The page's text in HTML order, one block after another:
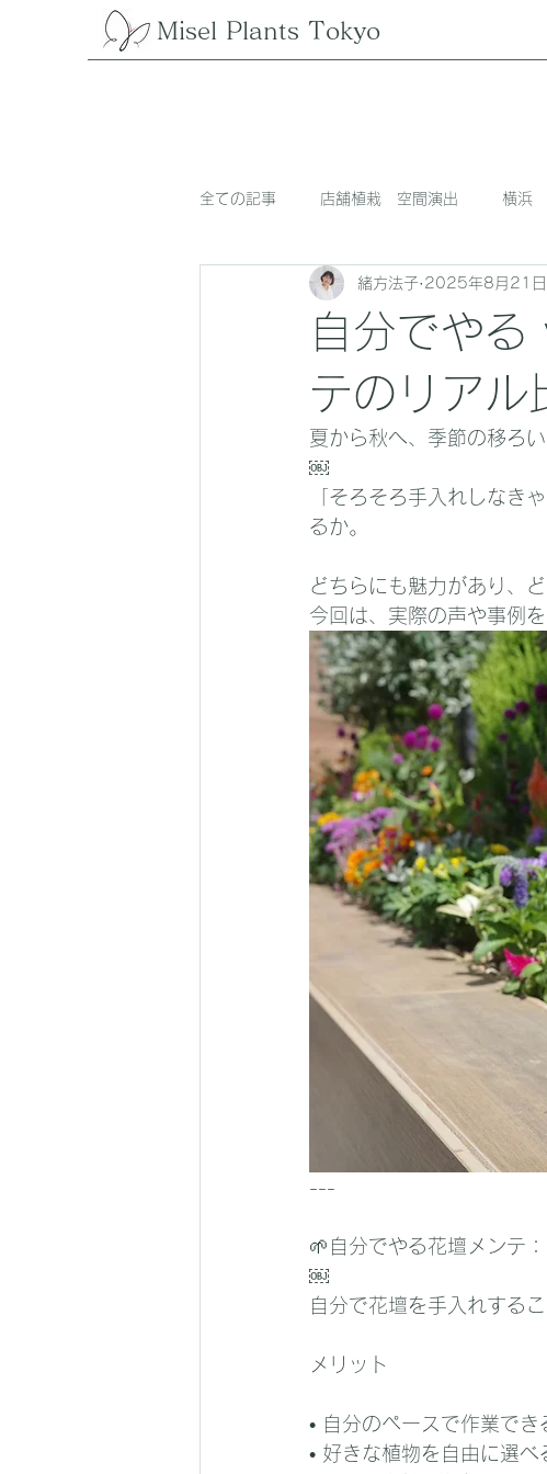
Misel Plants Tokyo
全ての記事 店舗植栽 空間演出 横浜
自分でや
テのリアル
緒方法子 2025年8月21日
夏から秋へ、季節の移ろ
￼
「そろそろ手入れしな
るか。
どちらにも魅力があり、
今回は、実際の声や事例
---
🌱自分でやる花壇メンテ
￼
自分で花壇を手入れする
メリット
• 自分のペースで作業でき
• 好きな植物を自由に選べ